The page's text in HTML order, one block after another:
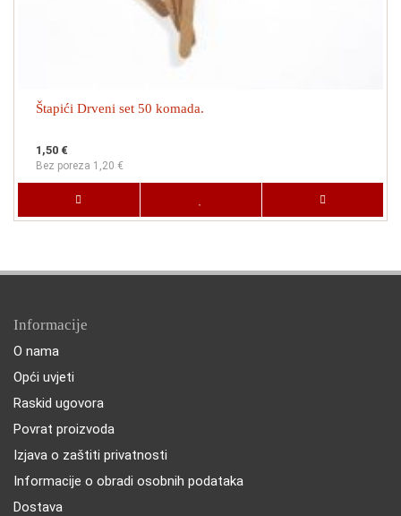
Štapići Drveni set 50 komada.
1,50 €
Bez poreza 1,20 €
Informacije
O nama
Opći uvjeti
Raskid ugovora
Povrat proizvoda
Izjava o zaštiti privatnosti
Informacije o obradi osobnih podataka
Dostava